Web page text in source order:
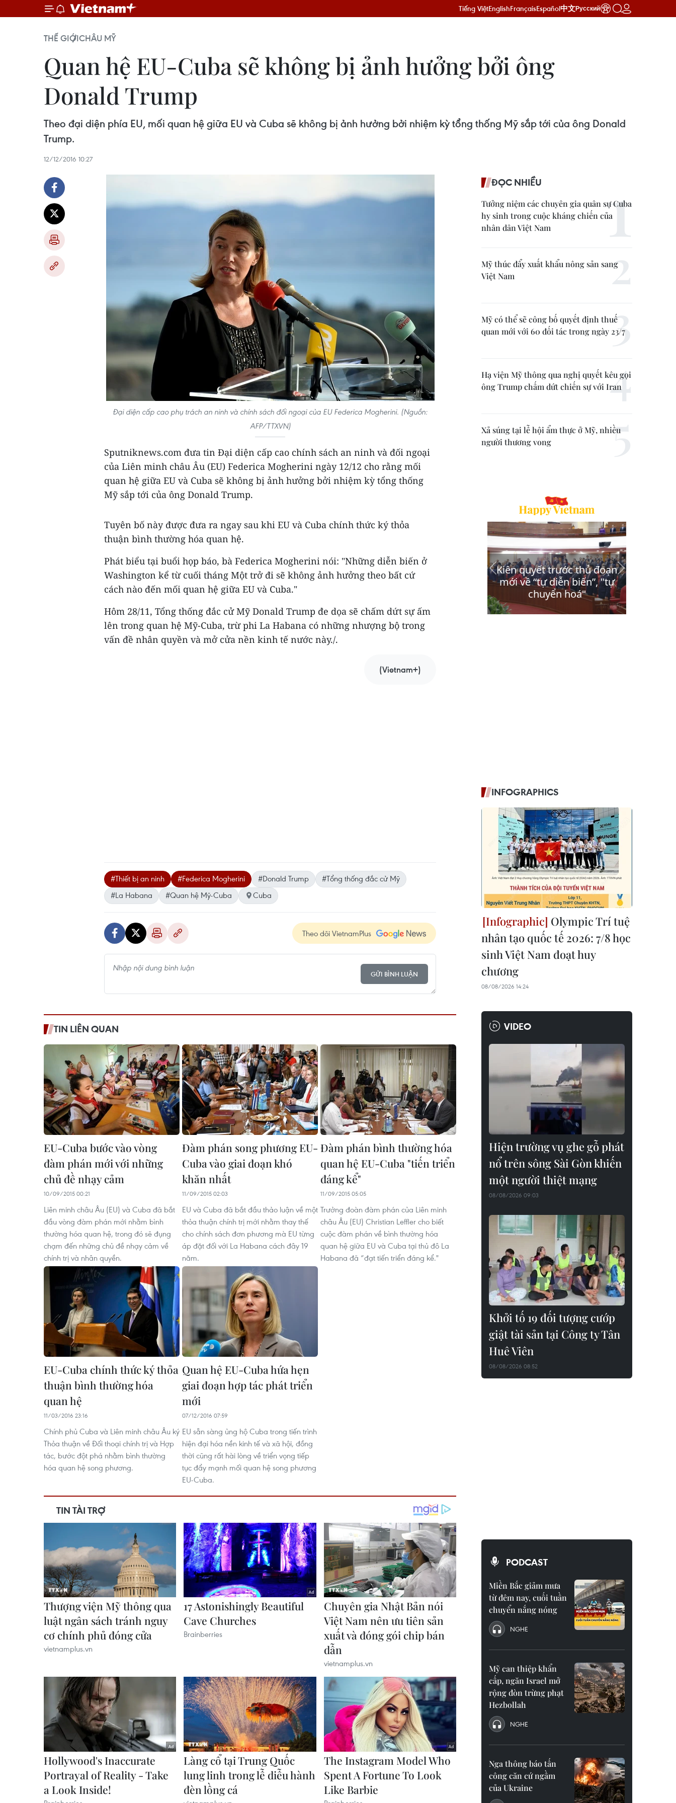
Tiếng ViệtEnglishFrançaisEspañol中文Русский
THẾ GIỚICHÂU MỸ
Quan hệ EU-Cuba sẽ không bị ảnh hưởng bởi ông
Donald Trump
Theo đại diện phía EU, mối quan hệ giữa EU và Cuba sẽ không bị ảnh hưởng bởi nhiệm kỳ tổng thống Mỹ sắp tới của ông Donald
Trump.
12/12/2016 10:27
Đại diện cấp cao phụ trách an ninh và chính sách đối ngoại của EU Federica Mogherini. (Nguồn:
AFP/TTXVN)
Sputniknews.com đưa tin Đại diện cấp cao chính sách an ninh và đối ngoại
của Liên minh châu Âu (EU) Federica Mogherini ngày 12/12 cho rằng mối
quan hệ giữa EU và Cuba sẽ không bị ảnh hưởng bởi nhiệm kỳ tổng thống
Mỹ sắp tới của ông Donald Trump.
Tuyên bố này được đưa ra ngay sau khi EU và Cuba chính thức ký thỏa
thuận bình thường hóa quan hệ.
Phát biểu tại buổi họp báo, bà Federica Mogherini nói: "Những diễn biến ở
Washington kể từ cuối tháng Một trở đi sẽ không ảnh hưởng theo bất cứ
cách nào đến mối quan hệ giữa EU và Cuba."
Hôm 28/11, Tổng thống đắc cử Mỹ Donald Trump đe dọa sẽ chấm dứt sự ấm
lên trong quan hệ Mỹ-Cuba, trừ phi La Habana có những nhượng bộ trong
vấn đề nhân quyền và mở cửa nền kinh tế nước này./.
(Vietnam+)
#Thiết bị an ninh #Federica Mogherini #Donald Trump
#Tổng thống đắc cử Mỹ
#La Habana
#Quan hệ Mỹ-Cuba Cuba
Theo dõi VietnamPlus
GỬI BÌNH LUẬN
TIN LIÊN QUAN
EU-Cuba bước vào vòng
đàm phán mới với những
chủ đề nhạy cảm
10/09/2015 00:21
Liên minh châu Âu (EU) và Cuba đã bắt
đầu vòng đàm phán mới nhằm bình
thường hóa quan hệ, trong đó sẽ đụng
chạm đến những chủ đề nhạy cảm về
chính trị và nhân quyền.
Đàm phán song phương EU-
Cuba vào giai đoạn khó
khăn nhất
11/09/2015 02:03
EU và Cuba đã bắt đầu thảo luận về một
thỏa thuận chính trị mới nhằm thay thế
cho chính sách đơn phương mà EU từng
áp đặt đối với La Habana cách đây 19
năm.
Đàm phán bình thường hóa
quan hệ EU-Cuba "tiến triển
đáng kể"
11/09/2015 05:05
Trưởng đoàn đàm phán của Liên minh
châu Âu (EU) Christian Leffler cho biết
cuộc đàm phán về bình thường hóa
quan hệ giữa EU và Cuba tại thủ đô La
Habana đã “đạt tiến triển đáng kể."
EU-Cuba chính thức ký thỏa
thuận bình thường hóa
quan hệ
11/03/2016 23:16
Chính phủ Cuba và Liên minh châu Âu ký
Thỏa thuận về Đối thoại chính trị và Hợp
tác, bước đột phá nhằm bình thường
hóa quan hệ song phương.
Quan hệ EU-Cuba hứa hẹn
giai đoạn hợp tác phát triển
mới
07/12/2016 07:59
EU sẵn sàng ủng hộ Cuba trong tiến trình
hiện đại hóa nền kinh tế và xã hội, đồng
thời cũng rất hài lòng về triển vọng tiếp
tục đẩy mạnh mối quan hệ song phương
EU-Cuba.
ĐỌC NHIỀU
Tưởng niệm các chuyên gia quân sự Cuba
hy sinh trong cuộc kháng chiến của
nhân dân Việt Nam
Mỹ thúc đẩy xuất khẩu nông sản sang
Việt Nam
Mỹ có thể sẽ công bố quyết định thuế
quan mới với 60 đối tác trong ngày 23/7
Hạ viện Mỹ thông qua nghị quyết kêu gọi
ông Trump chấm dứt chiến sự với Iran
Xả súng tại lễ hội ẩm thực ở Mỹ, nhiều
người thương vong
INFOGRAPHICS
Olympic Trí tuệ
nhân tạo quốc tế 2026: 7/8 học
sinh Việt Nam đoạt huy
chương
08/08/2026 14:24
VIDEO
Hiện trường vụ ghe gỗ phát
nổ trên sông Sài Gòn khiến
một người thiệt mạng
08/08/2026 09:03
Khởi tố 19 đối tượng cướp
giật tài sản tại Công ty Tân
Huê Viên
08/08/2026 08:52
PODCAST
Miền Bắc giảm mưa
từ đêm nay, cuối tuần
chuyển nắng nóng
NGHE
Mỹ can thiệp khẩn
cấp, ngăn Israel mở
rộng đòn trừng phạt
Hezbollah
NGHE
Nga thông báo tấn
công căn cứ ngầm
của Ukraine